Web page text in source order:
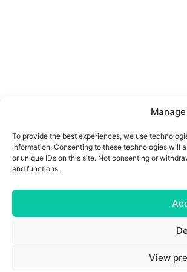
To provide the best experiences, we use
information. Consenting to these technologies will
or unique IDs on this site. Not consenting or
and functions.
View